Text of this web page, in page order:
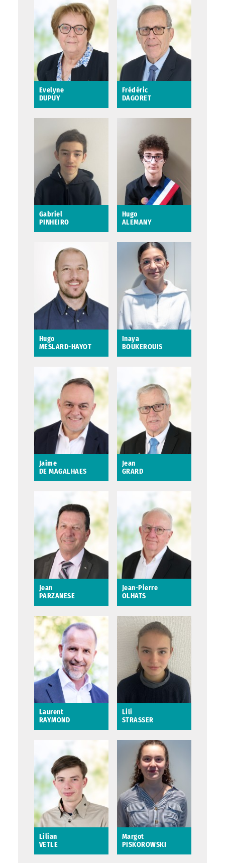
3ème adjoint au
Maire en charge du
pilotage budgétaire,
des finances, du
numérique et de
l’innovation
Saint-Avertin
Conseillère
municipale
Evelyne
DUPUY
Evelyne DUPUY
Conseillère
municipale déléguée
aux relations avec les
associations
Saint-Avertin
Frédéric
DAGORET
Frédéric DAGORET
maire en charge des
Ressources humaines
et des Affaires
générales
Conseiller
métropolitain
Saint-Avertin
Gabriel
PINHEIRO
Hugo
ALEMANY
Hugo ALEMANY
Adjoint junior
Hugo
MESLARD-HAYOT
HAYOT
Inaya
BOUKEROUIS
Jaime
DE MAGALHAES
Conseiller municipal
Saint-Avertin
Jean
GRARD
Conseiller municipal
délégué aux espaces
verts et à la propreté
urbaine
Saint-Avertin
Jean
PARZANESE
Jean PARZANESE
Conseiller municipal
Saint-Avertin
Jean-Pierre
OLHATS
Jean-Pierre OLHATS
Mission : orientation
et suivi
des Établissements
Recevant du Public
Laurent
RAYMOND
Maire de Saint-
Avertin
Saint-Avertin
Lili
STRASSER
Lili STRASSER
Lilian
VETLE
Margot
PISKOROWSKI